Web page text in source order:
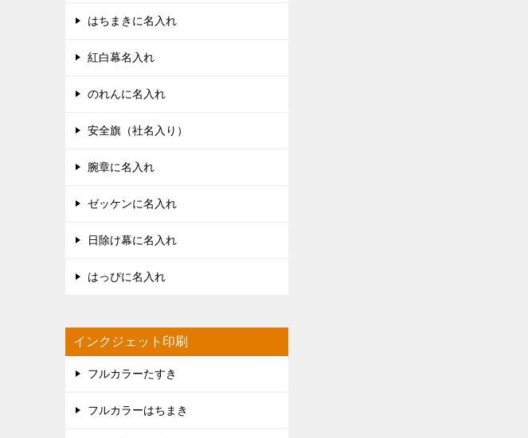
はちまきに名入れ
紅白幕名入れ
のれんに名入れ
安全旗（社名入り）
腕章に名入れ
ゼッケンに名入れ
日除け幕に名入れ
はっぴに名入れ
インクジェット印刷
フルカラーたすき
フルカラーはちまき